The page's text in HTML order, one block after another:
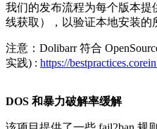
我们的发布流程为每个版本提
线获取），以验证本地安装的
注意：Dolibarr 符合
实践) : https://
DOS 和暴力破解率缓解